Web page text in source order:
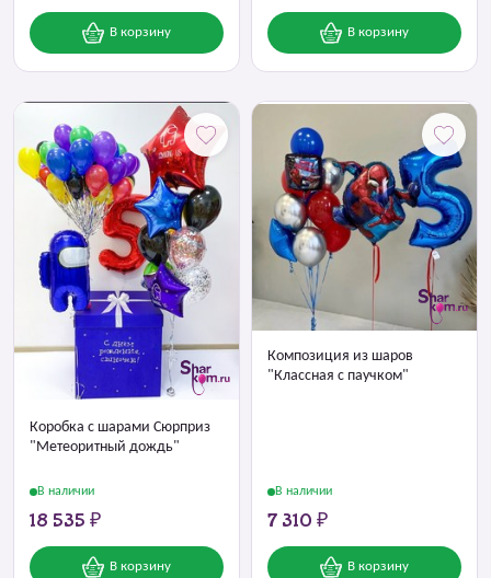
В корзину В корзину
Коробка с шарами Сюрприз
"Метеоритный дождь"
В наличии
18 535 ₽
В корзину
Композиция из шаров
"Классная с паучком"
В наличии
7 310 ₽
В корзину